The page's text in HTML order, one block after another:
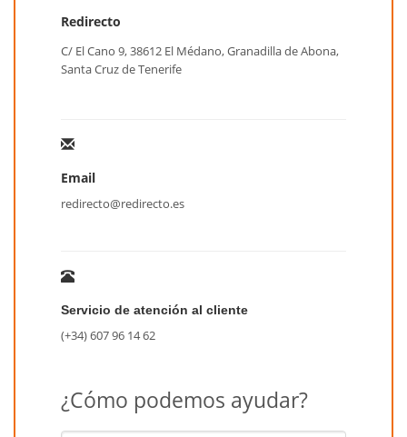
Redirecto
C/ El Cano 9, 38612 El Médano, Granadilla de Abona,
Santa Cruz de Tenerife
Email
redirecto@redirecto.es
Servicio de atención al cliente
(+34) 607 96 14 62
¿Cómo podemos ayudar?